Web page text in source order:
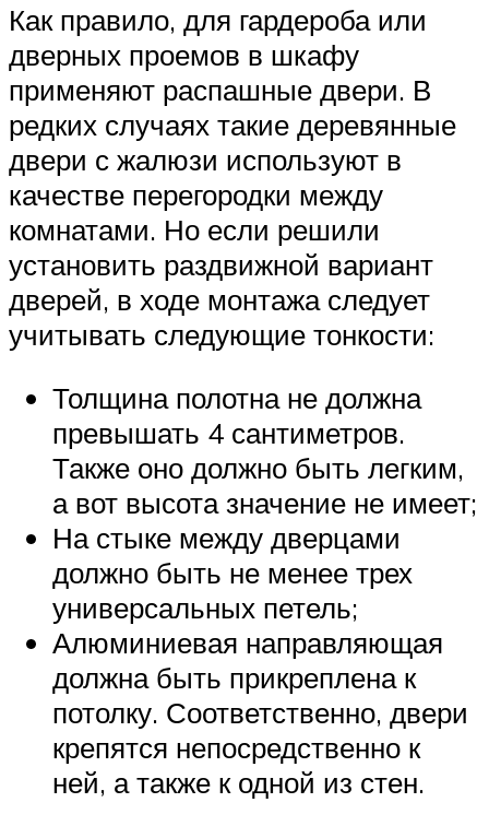
Как правило, для гардероба или
дверных проемов в шкафу
применяют распашные двери. В
редких случаях такие деревянные
двери с жалюзи используют в
качестве перегородки между
комнатами. Но если решили
установить раздвижной вариант
дверей, в ходе монтажа следует
учитывать следующие тонкости:
Толщина полотна не должна
превышать 4 сантиметров.
Также оно должно быть легким,
а вот высота значение не имеет;
На стыке между дверцами
должно быть не менее трех
универсальных петель;
Алюминиевая направляющая
должна быть прикреплена к
потолку. Соответственно, двери
крепятся непосредственно к
ней, а также к одной из стен.